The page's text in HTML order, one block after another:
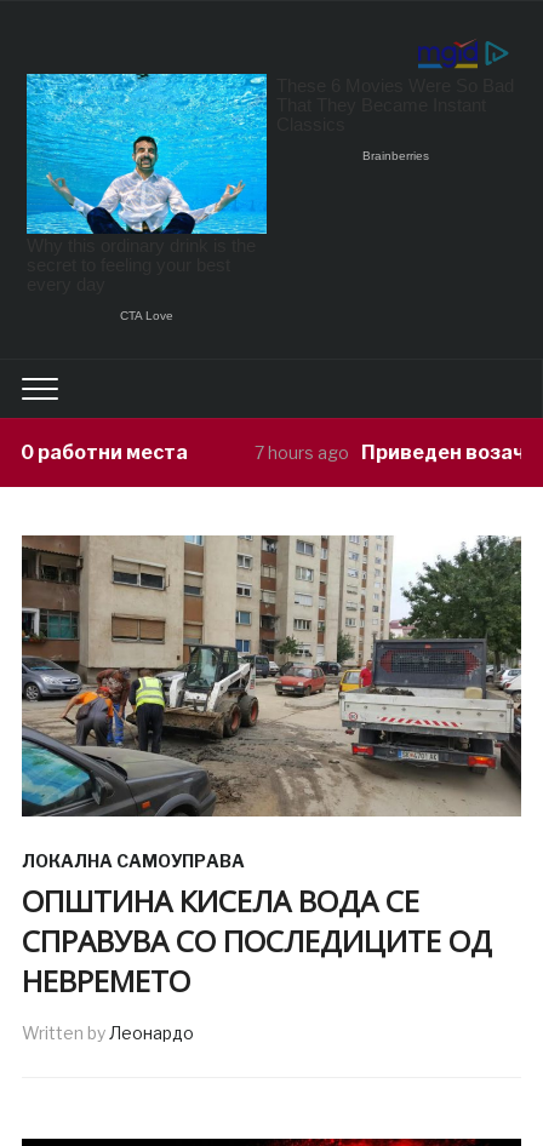
7 hours ago Приведен возач кој ја
ЛОКАЛНА САМОУПРАВА
ОПШТИНА КИСЕЛА ВОДА СЕ
СПРАВУВА СО ПОСЛЕДИЦИТЕ ОД
НЕВРЕМЕТО
Written byЛеонардо